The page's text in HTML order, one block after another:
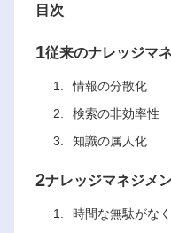
目次
1従来のナレッジマ
情報の分散化
検索の非効率性
知識の属人化
2ナレッジマネジメ
時間な無駄がな